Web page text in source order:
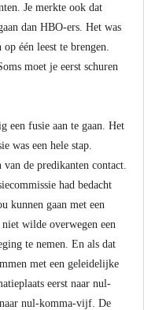
Je merkte ook dat
dan HBO-ers. Het was
één leest te brengen.
moet je eerst schuren
een fusie aan te gaan. Het
was een hele stap.
de predikanten contact.
had bedacht
kunnen gaan met een
wilde overwegen een
te nemen. En als dat
met een geleidelijke
eerst naar nul-
nul-komma-vijf. De